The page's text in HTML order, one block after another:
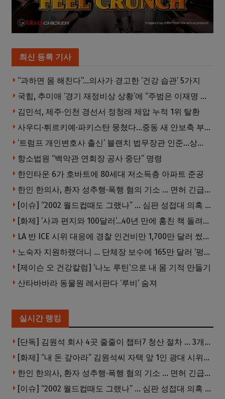
최신 등록 기사
“과하면 몸 해친다”…의사가 경고한 ‘건강 습관’ 5가지
국힘, 추미애 ‘경기 재정비상 상황’에 “주범은 이재명 전 지사”
김민석, 제주·인천 경선서 정청래 제압 누적 1위 탈환
사우디·튀르키예·파키스탄 뭉쳤다…중동 새 안보축 부상하나
‘트럼프 개인변호사 출신’ 블랜치 법무장관 인준…상원 50대49 가결
항소법원 “백악관 연회장 공사 중단” 명령
한인타운 6가 호바트에 80세대 저소득층 아파트 준공
한인 한의사, 환자 성추행·폭행 혐의 기소 … 면허 긴급정지
[이슈] “2002 월드컵때도 그랬나” … 심판 성접대 의혹 해외로 일파만파, 4강 신화까지 불똥
[화제] ‘사과 편지와 100달러’…40년 만에 훔친 책 돌려준 절도범
LA 반 ICE 시위 대응에 경찰 인건비만 1,700만 달러 썼다.
노숙자 지원하랬더니 … 단체장 보수에 165만 달러 ‘펑펑’
[제이슨 오 건강칼럼] ‘나노 루틴’으로 내 몸 기적 만들기
산타바바라 동물원 레서판다 ‘루비’ 숨져
실시간 랭킹
[단독] 김원석 회사 4곳 줄줄이 챕터7 청산 절차 … 3개 법인 같은 날 동시 파산 신청
[화제] “내 돈 갚아라” 김원석씨 자택 앞 1인 광대 시위 … 한인 투자사, “108만 달러 못받아”
한인 한의사, 환자 성추행·폭행 혐의 기소 … 면허 긴급정지
[이슈] “2002 월드컵때도 그랬나” … 심판 성접대 의혹 해외로 일파만파, 4강 신화까지 불똥